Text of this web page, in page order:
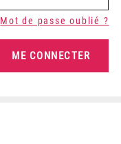
Mot de passe oublié ?